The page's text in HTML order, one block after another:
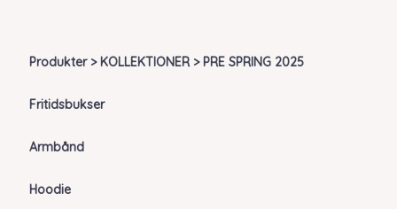
Produkter > KOLLEKTIONER > PRE SPRING 2025
Fritidsbukser
Armbånd
Hoodie